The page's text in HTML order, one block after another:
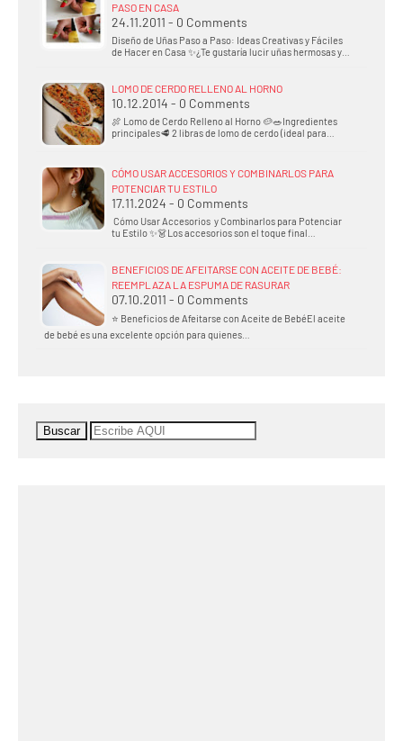
PASO EN CASA
24.11.2011 - 0 Comments
Diseño de Uñas Paso a Paso: Ideas Creativas y Fáciles
de Hacer en Casa ✨¿Te gustaría lucir uñas hermosas y…
LOMO DE CERDO RELLENO AL HORNO
10.12.2014 - 0 Comments
🍖 Lomo de Cerdo Relleno al Horno 🥔🥗Ingredientes
principales🥩 2 libras de lomo de cerdo (ideal para…
CÓMO USAR ACCESORIOS Y COMBINARLOS PARA
POTENCIAR TU ESTILO
17.11.2024 - 0 Comments
Cómo Usar Accesorios y Combinarlos para Potenciar
tu Estilo ✨👗Los accesorios son el toque final…
BENEFICIOS DE AFEITARSE CON ACEITE DE BEBÉ:
REEMPLAZA LA ESPUMA DE RASURAR
07.10.2011 - 0 Comments
⭐ Beneficios de Afeitarse con Aceite de BebéEl aceite
de bebé es una excelente opción para quienes…